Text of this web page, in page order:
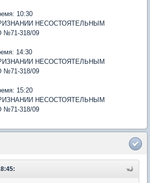
10:30
НЕСОСТОЯТЕЛЬНЫМ
318/09
14:30
НЕСОСТОЯТЕЛЬНЫМ
318/09
15:20
НЕСОСТОЯТЕЛЬНЫМ
318/09